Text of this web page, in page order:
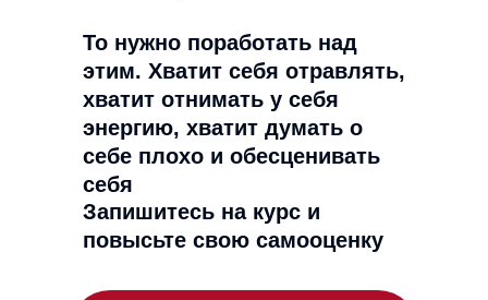
То нужно поработать над
этим. Хватит себя отравлять,
хватит отнимать у себя
энергию, хватит думать о
себе плохо и обесценивать
себя
Запишитесь на курс и
повысьте свою самооценку